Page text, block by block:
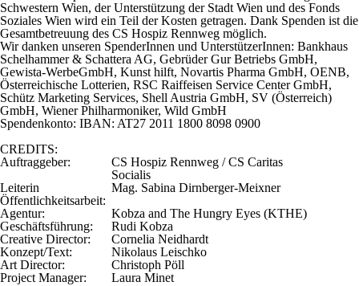
Schwestern Wien, der Unterstützung der Stadt Wien und des Fonds
Soziales Wien wird ein Teil der Kosten getragen. Dank Spenden ist die
Gesamtbetreuung des CS Hospiz Rennweg möglich.
Wir danken unseren SpenderInnen und UnterstützerInnen: Bankhaus
Schelhammer & Schattera AG, Gebrüder Gur Betriebs GmbH,
Gewista-WerbeGmbH, Kunst hilft, Novartis Pharma GmbH, OENB,
Österreichische Lotterien, RSC Raiffeisen Service Center GmbH,
Schütz Marketing Services, Shell Austria GmbH, SV (Österreich)
GmbH, Wiener Philharmoniker, Wild GmbH
Spendenkonto: IBAN: AT27 2011 1800 8098 0900
CREDITS:
Auftraggeber:
CS Hospiz Rennweg / CS Caritas
Socialis
Leiterin
Öffentlichkeitsarbeit:
Mag. Sabina Dirnberger-Meixner
Agentur:
Kobza and The Hungry Eyes (KTHE)
Geschäftsführung:
Rudi Kobza
Creative Director:
Cornelia Neidhardt
Konzept/Text:
Nikolaus Leischko
Art Director:
Christoph Pöll
Project Manager:
Laura Minet